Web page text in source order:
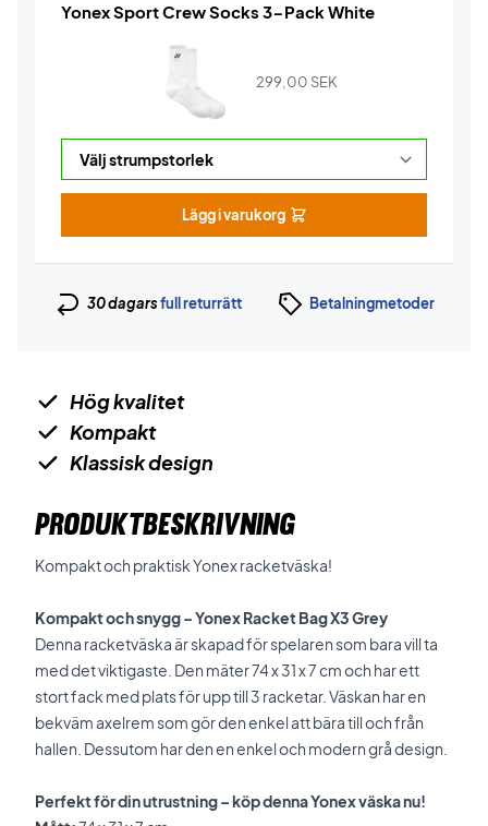
Yonex Sport Crew Socks 3-Pack White
299,00 SEK
Lägg i varukorg
30 dagarsfull returrätt Betalningmetoder
Hög kvalitet
Kompakt
Klassisk design
PRODUKTBESKRIVNING
Kompakt och praktisk Yonex racketväska!
Kompakt och snygg – Yonex Racket Bag X3 Grey
Denna racketväska är skapad för spelaren som bara vill ta
med det viktigaste. Den mäter 74 x 31 x 7 cm och har ett
stort fack med plats för upp till 3 racketar. Väskan har en
bekväm axelrem som gör den enkel att bära till och från
hallen. Dessutom har den en enkel och modern grå design.
Perfekt för din utrustning – köp denna Yonex väska nu!